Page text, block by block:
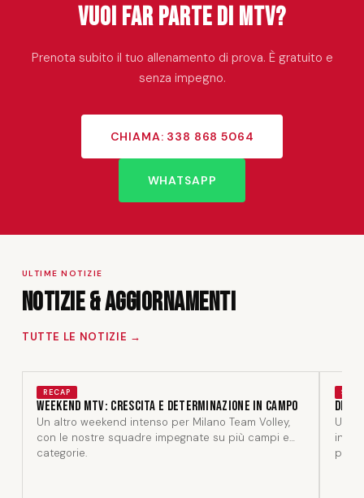
Vuoi far parte di MTV?
Prenota subito il tuo allenamento di prova. È gratuito e
senza impegno.
CHIAMA: 338 868 5064
WHATSAPP
ULTIME NOTIZIE
Notizie & Aggiornamenti
TUTTE LE NOTIZIE →
RECAP
Weekend MTV: crescita e determinazione in campo
Un altro weekend intenso per Milano Team Volley,
con le nostre squadre impegnate su più campi e
categorie.
Un
in un